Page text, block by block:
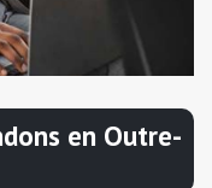
en Outre-